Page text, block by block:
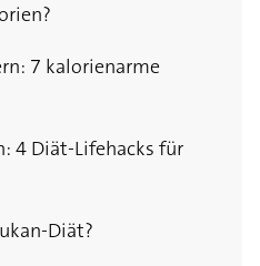
7 kalorienarme
4 Diät-Lifehacks für
Diät?